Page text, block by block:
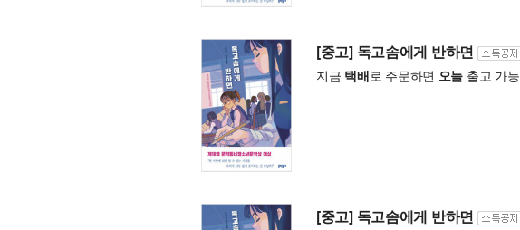
[중고] 독고솜에게 반하면
지금 택배로 주문하면 오늘 출고 가능
[중고] 독고솜에게 반하면